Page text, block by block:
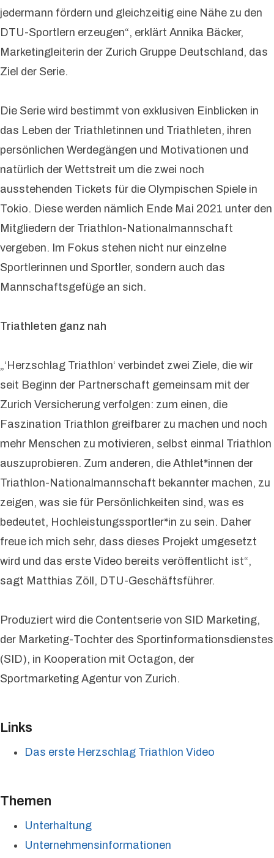
jedermann fördern und gleichzeitig eine Nähe zu den
DTU-Sportlern erzeugen“, erklärt Annika Bäcker,
Marketingleiterin der Zurich Gruppe Deutschland, das
Ziel der Serie.
Die Serie wird bestimmt von exklusiven Einblicken in
das Leben der Triathletinnen und Triathleten, ihren
persönlichen Werdegängen und Motivationen und
natürlich der Wettstreit um die zwei noch
ausstehenden Tickets für die Olympischen Spiele in
Tokio. Diese werden nämlich Ende Mai 2021 unter den
Mitgliedern der Triathlon-Nationalmannschaft
vergeben. Im Fokus stehen nicht nur einzelne
Sportlerinnen und Sportler, sondern auch das
Mannschaftsgefüge an sich.
Triathleten ganz nah
„‘Herzschlag Triathlon‘ verbindet zwei Ziele, die wir
seit Beginn der Partnerschaft gemeinsam mit der
Zurich Versicherung verfolgen: zum einen, die
Faszination Triathlon greifbarer zu machen und noch
mehr Menschen zu motivieren, selbst einmal Triathlon
auszuprobieren. Zum anderen, die Athlet*innen der
Triathlon-Nationalmannschaft bekannter machen, zu
zeigen, was sie für Persönlichkeiten sind, was es
bedeutet, Hochleistungssportler*in zu sein. Daher
freue ich mich sehr, dass dieses Projekt umgesetzt
wird und das erste Video bereits veröffentlicht ist“,
sagt Matthias Zöll, DTU-Geschäftsführer.
Produziert wird die Contentserie von SID Marketing,
der Marketing-Tochter des Sportinformationsdienstes
(SID), in Kooperation mit Octagon, der
Sportmarketing Agentur von Zurich.
Links
Das erste Herzschlag Triathlon Video
Themen
Unterhaltung
Unternehmensinformationen